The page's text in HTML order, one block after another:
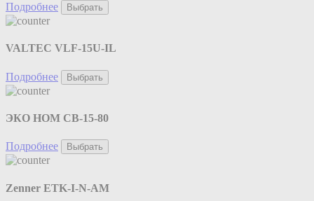
Подробнее Выбрать
VALTEC VLF-15U-IL
Подробнее Выбрать
ЭКО НОМ СВ-15-80
Подробнее Выбрать
Zenner ETK-I-N-AM